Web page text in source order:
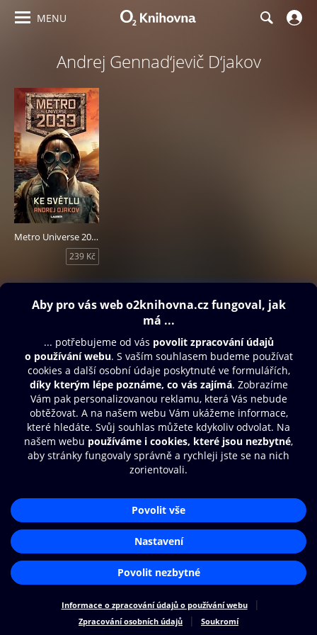
MENU
Andrej Gennad‘jevič D‘jakov
Metro Universe 2033/2: Ke světlu
239 Kč
Obsah ke stažení
Další zábava
© O2 Czech Republic a.s.
Nákupní řád
Přístupnost
Cookies
Nastavení cookies
Aplikace O2 Knihovna
Čti a poslouchej své e-knihy a
audioknihy rychleji a pohodlněji.